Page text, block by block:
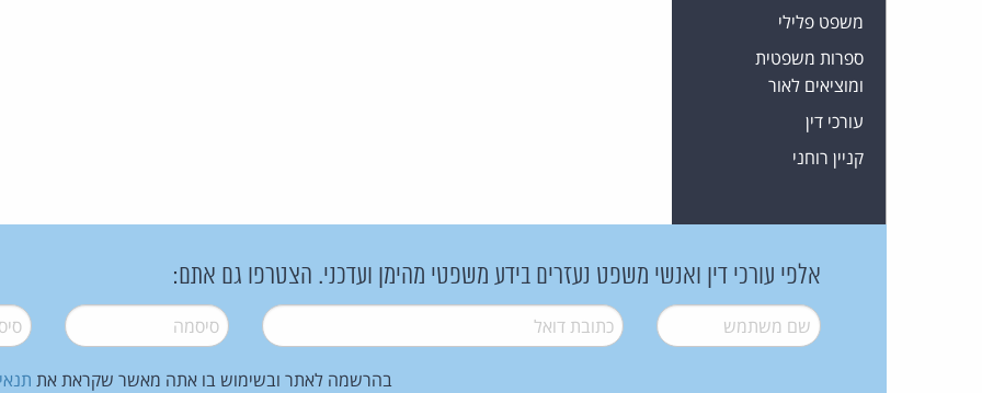
משפט פלילי
ספרות משפטית
ומוציאים לאור
עורכי דין
קניין רוחני
אלפי עורכי דין ואנשי משפט נעזרים בידע משפטי מהימן ועדכני. הצטרפו גם אתם:
שם משתמש* דואל* סיסמה*
בהרשמה לאתר ובשימוש בו אתה מאשר שקראת את